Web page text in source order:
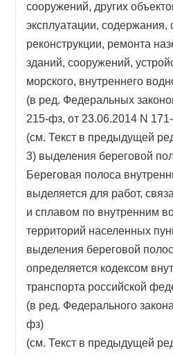
сооружений, других
эксплуатации, содержания,
реконструкции, ремонта
зданий, сооружений,
морского, внутреннего
(в ред. Федеральных
215-фз, от 23.06.2014 N
(см. Текст в предыдущей
3) выделения береговой
Береговая полоса
выделяется для работ,
и сплавом по внутренним
территорий населенных
выделения береговой
определяется кодексом
транспорта российской
(в ред. Федерального
фз)
(см. Текст в предыдущей